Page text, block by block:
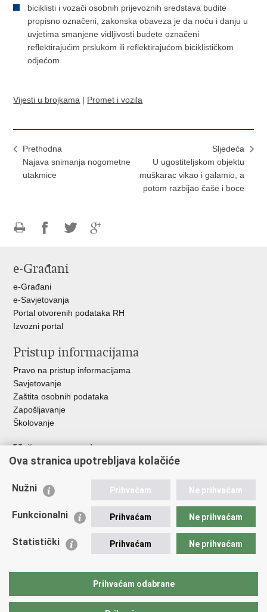
biciklisti i vozači osobnih prijevoznih sredstava budite
propisno označeni, zakonska obaveza je da noću i danju u
uvjetima smanjene vidljivosti budete označeni
reflektirajućim prslukom ili reflektirajućom biciklističkom
odjećom.
Vijesti u brojkama | Promet i vozila
Prethodna
Najava snimanja nogometne
utakmice
Sljedeća
U ugostiteljskom objektu
muškarac vikao i galamio, a
potom razbijao čaše i boce
FacebookuTwitteru
e-Građani
e-Građani
e-Savjetovanja
Portal otvorenih podataka RH
Izvozni portal
Pristup informacijama
Pravo na pristup informacijama
Savjetovanje
Zaštita osobnih podataka
Zapošljavanje
Školovanje
Važne poveznice
Ministarstvo unutarnjih poslova
Udruge
Policijska akademija
Zaklada policijske solidarnosti
Vučetić"
Ova stranica upotrebljava kolačiće
Nužni Prihvaćam Ne prihvaćam
Funkcionalni Prihvaćam Ne prihvaćam
Statistički Prihvaćam Ne prihvaćam
Prihvaćam odabrane